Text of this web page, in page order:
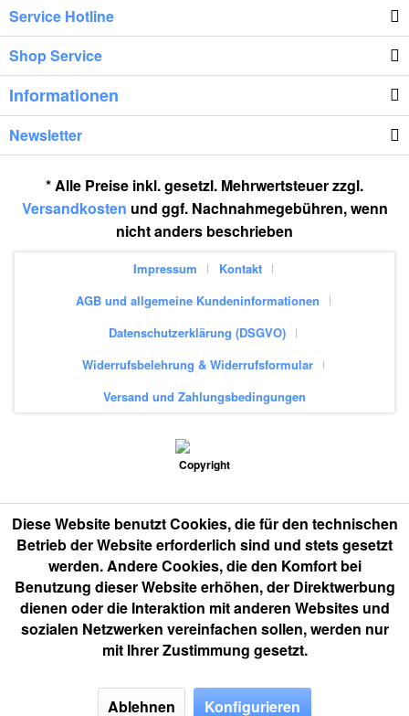
Service Hotline
Shop Service
Informationen
Newsletter
* Alle Preise inkl. gesetzl. Mehrwertsteuer zzgl.
Versandkosten und ggf. Nachnahmegebühren, wenn
nicht anders beschrieben
Impressum
Kontakt
AGB und allgemeine Kundeninformationen
Datenschutzerklärung (DSGVO)
Widerrufsbelehrung & Widerrufsformular
Versand und Zahlungsbedingungen
Diese Website benutzt Cookies, die für den technischen
Betrieb der Website erforderlich sind und stets gesetzt
werden. Andere Cookies, die den Komfort bei
Benutzung dieser Website erhöhen, der Direktwerbung
dienen oder die Interaktion mit anderen Websites und
sozialen Netzwerken vereinfachen sollen, werden nur
mit Ihrer Zustimmung gesetzt.
Ablehnen Konfigurieren